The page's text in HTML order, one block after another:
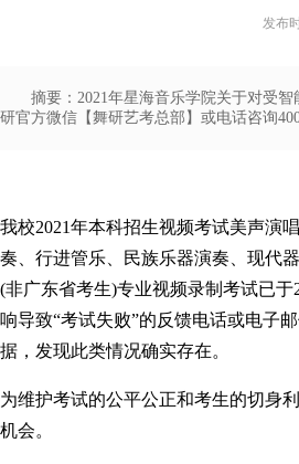
发布
摘要：2021年星海音乐学院关于对受
研官方微信【舞研艺考总部】或电话咨询
我校2021年本科招生视频考试美声演
奏、行进管乐、民族乐器演奏、现代
(非广东省考生)专业视频录制考试已
响导致“考试失败”的反馈电话或电子
据，发现此类情况确实存在。
为维护考试的公平公正和考生的切身
机会。